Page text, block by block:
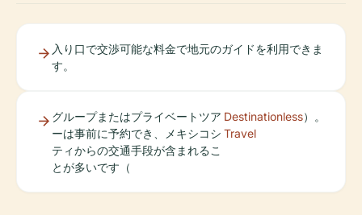
入り口で交渉可能な料金で地元のガイドを利用できま
す。
グループまたはプライベートツア
ーは事前に予約でき、メキシコシ
ティからの交通手段が含まれるこ
とが多いです（
Destinationless
Travel
）。